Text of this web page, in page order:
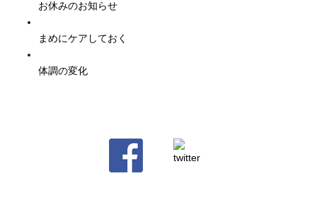
お休みのお知らせ
まめにケアしておく
体調の変化